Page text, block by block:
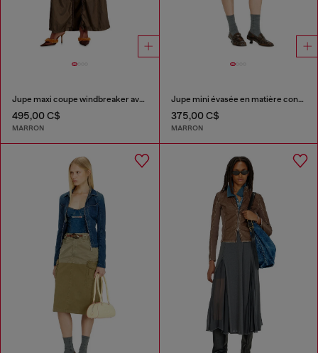
Jupe maxi coupe windbreaker avec zip devant
495,00 C$
MARRON
Jupe mini évasée en matière contrecollée
375,00 C$
MARRON